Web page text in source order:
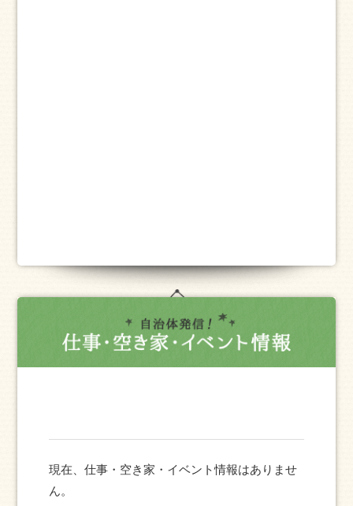
現在、仕事・空き家・イベント情報はありませ
ん。